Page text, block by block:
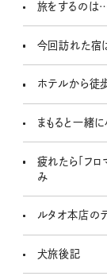
旅をするのは
今回訪れた宿
ホテルから徒
まもると一緒
疲れたら「フ
み
ルタオ本店の
犬旅後記